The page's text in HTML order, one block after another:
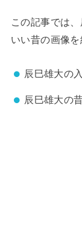
この記事では
いい昔の画像を
辰巳雄大の
辰巳雄大の